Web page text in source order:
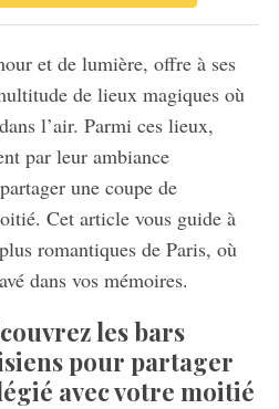
et de lumière, offre à ses
de lieux magiques où
l’air. Parmi ces lieux,
par leur ambiance
une coupe de
Cet article vous guide à
romantiques de Paris, où
dans vos mémoires.
les bars
pour partager
avec votre moitié